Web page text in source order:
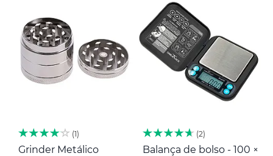
1
Grinder Metálico
2
Balança de bolso - 100 ×